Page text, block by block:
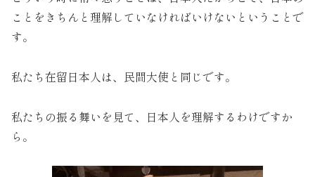
ことをきちんと理解していなければいけないということで
す。
私たち在留日本人は、民間大使と同じです。
私たちの振る舞いを見て、日本人を理解するわけですか
ら。